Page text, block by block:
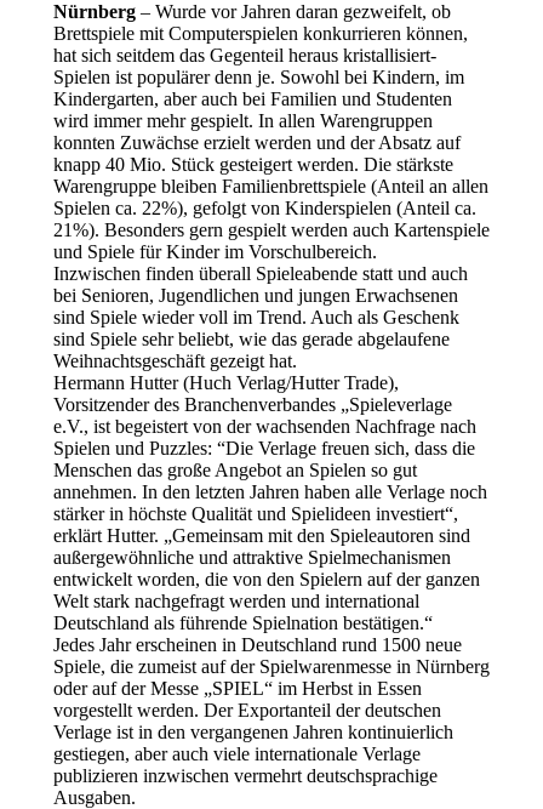
Nürnberg – Wurde vor Jahren daran gezweifelt, ob
Brettspiele mit Computerspielen konkurrieren können,
hat sich seitdem das Gegenteil heraus kristallisiert-
Spielen ist populärer denn je. Sowohl bei Kindern, im
Kindergarten, aber auch bei Familien und Studenten
wird immer mehr gespielt. In allen Warengruppen
konnten Zuwächse erzielt werden und der Absatz auf
knapp 40 Mio. Stück gesteigert werden. Die stärkste
Warengruppe bleiben Familienbrettspiele (Anteil an allen
Spielen ca. 22%), gefolgt von Kinderspielen (Anteil ca.
21%). Besonders gern gespielt werden auch Kartenspiele
und Spiele für Kinder im Vorschulbereich.
Inzwischen finden überall Spieleabende statt und auch
bei Senioren, Jugendlichen und jungen Erwachsenen
sind Spiele wieder voll im Trend. Auch als Geschenk
sind Spiele sehr beliebt, wie das gerade abgelaufene
Weihnachtsgeschäft gezeigt hat.
Hermann Hutter (Huch Verlag/Hutter Trade),
Vorsitzender des Branchenverbandes „Spieleverlage
e.V., ist begeistert von der wachsenden Nachfrage nach
Spielen und Puzzles: “Die Verlage freuen sich, dass die
Menschen das große Angebot an Spielen so gut
annehmen. In den letzten Jahren haben alle Verlage noch
stärker in höchste Qualität und Spielideen investiert“,
erklärt Hutter. „Gemeinsam mit den Spieleautoren sind
außergewöhnliche und attraktive Spielmechanismen
entwickelt worden, die von den Spielern auf der ganzen
Welt stark nachgefragt werden und international
Deutschland als führende Spielnation bestätigen.“
Jedes Jahr erscheinen in Deutschland rund 1500 neue
Spiele, die zumeist auf der Spielwarenmesse in Nürnberg
oder auf der Messe „SPIEL“ im Herbst in Essen
vorgestellt werden. Der Exportanteil der deutschen
Verlage ist in den vergangenen Jahren kontinuierlich
gestiegen, aber auch viele internationale Verlage
publizieren inzwischen vermehrt deutschsprachige
Ausgaben.